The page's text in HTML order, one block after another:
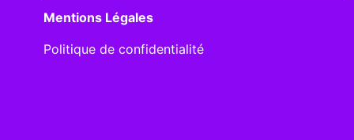
Mentions Légales
Politique de confidentialité